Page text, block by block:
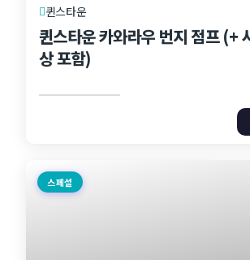
퀸스타운
퀸스타운 카와라우 번지 점프 (+
상 포함)
스페셜